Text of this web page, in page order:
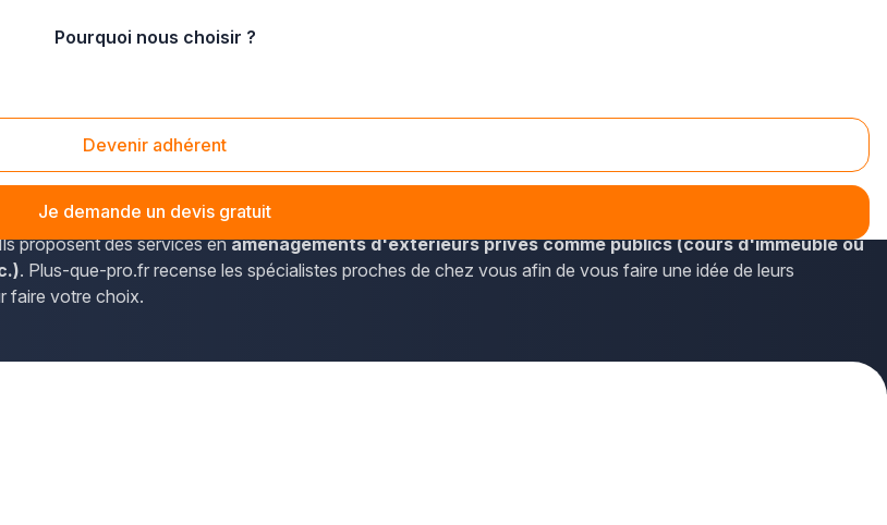
Pourquoi nous choisir ?
Devenir adhérent
Je demande un devis gratuit
recense notamment les professionnels présents dans le département du Rhône et dans la commune de
proposent des services enaménagements d'extérieurs privés comme publics (cours d'immeuble ou
. Plus-que-pro.fr recense les spécialistes proches de chez vous afin de vous faire une idée de leurs
faire votre choix.